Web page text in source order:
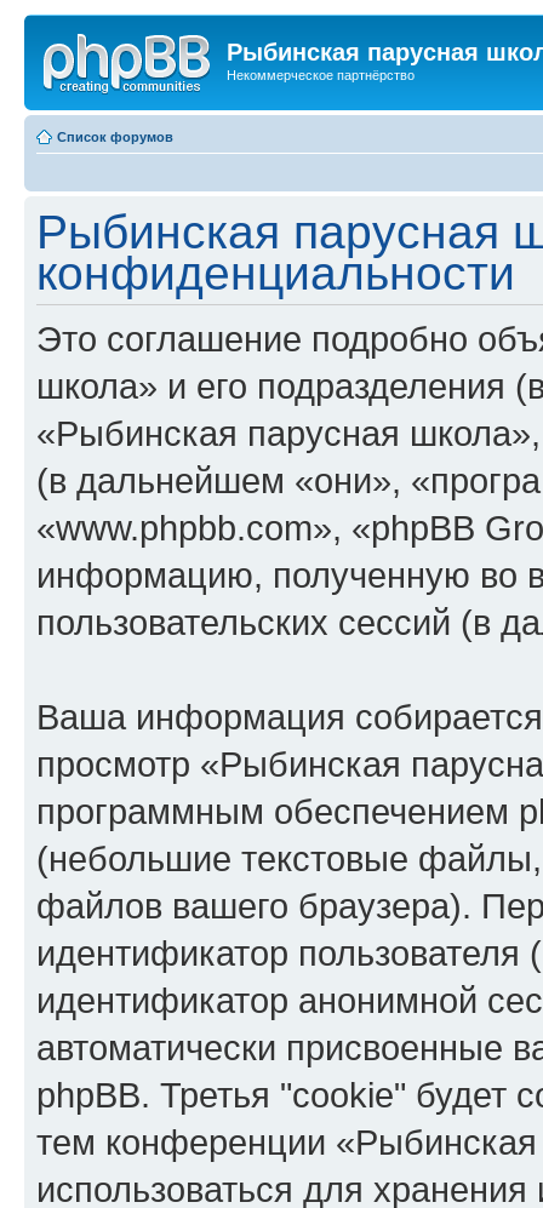
Рыбинская парусная
Некоммерческое партнёрство
Список форумов
Рыбинская парусная
конфиденциальности
Это соглашение подробно
школа» и его
«Рыбинская парусная
(в дальнейшем «они»,
«www.phpbb.com», «phpBB
информацию, полученную во
пользовательских сессий (в
Ваша информация
просмотр «Рыбинская
программным обеспечением
(небольшие текстовые
файлов вашего браузера).
идентификатор
идентификатор анонимной
автоматически присвоенные
phpBB. Третья "cookie" будет
тем конференции
использоваться для